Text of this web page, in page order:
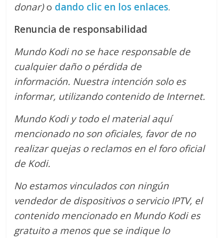
donar)o dando clic en los enlaces.
Renuncia de responsabilidad
Mundo Kodi no se hace responsable de
cualquier daño o pérdida de
información. Nuestra intención solo es
informar, utilizando contenido de Internet.
Mundo Kodi y todo el material aquí
mencionado no son oficiales, favor de no
realizar quejas o reclamos en el foro oficial
de Kodi.
No estamos vinculados con ningún
vendedor de dispositivos o servicio IPTV, el
contenido mencionado en Mundo Kodi es
gratuito a menos que se indique lo